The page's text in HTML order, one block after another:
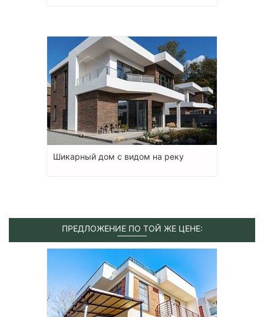
Шикарный дом с видом на реку
ПРЕДЛОЖЕНИЕ ПО ТОЙ ЖЕ ЦЕНЕ: